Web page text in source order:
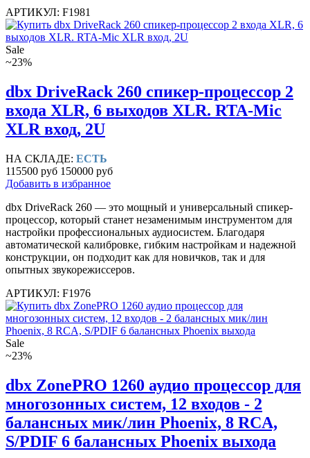
АРТИКУЛ: F1981
Sale
~23%
dbx DriveRack 260 спикер-процессор 2
входа XLR, 6 выходов XLR. RTA-Mic
XLR вход, 2U
НА СКЛАДЕ: ЕСТЬ
115500 руб 150000 руб
Добавить в избранное
dbx DriveRack 260 — это мощный и универсальный спикер-
процессор, который станет незаменимым инструментом для
настройки профессиональных аудиосистем. Благодаря
автоматической калибровке, гибким настройкам и надежной
конструкции, он подходит как для новичков, так и для
опытных звукорежиссеров.
АРТИКУЛ: F1976
Sale
~23%
dbx ZonePRO 1260 аудио процессор для
многозонных систем, 12 входов - 2
балансных мик/лин Phoenix, 8 RCA,
S/PDIF 6 балансных Phoenix выхода